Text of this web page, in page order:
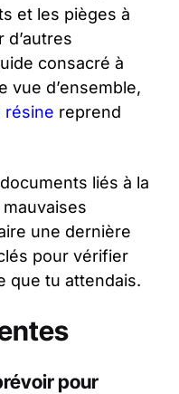
et les pièges à
d’autres
consacré à
vue d’ensemble,
résine reprend
liés à la
une dernière
pour vérifier
que tu attendais.
pour